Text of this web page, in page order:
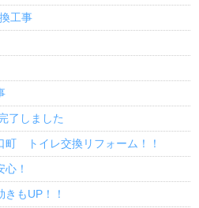
工事
了しました
トイレ交換リフォーム！！
！
もUP！！